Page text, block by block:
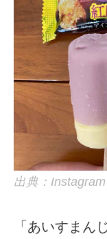
出典：Instagram
「あいすまん